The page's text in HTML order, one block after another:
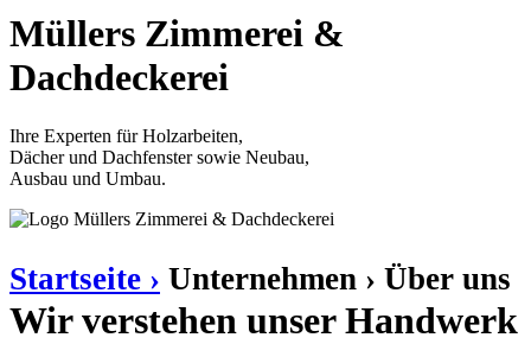
Müllers Zimmerei &
Dachdeckerei
Ihre Experten für Holzarbeiten,
Dächer und Dachfenster sowie Neubau,
Ausbau und Umbau.
Startseite › Unternehmen › Über uns
Wir verstehen unser Handwerk